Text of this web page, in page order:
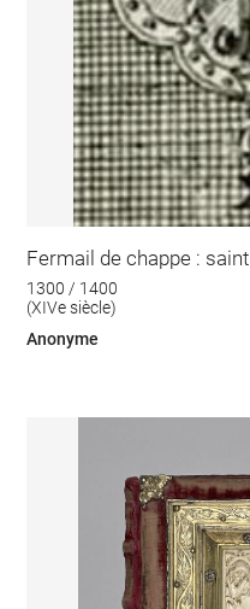
Fermail de chappe :
1300 / 1400
(XIVe siècle)
Anonyme